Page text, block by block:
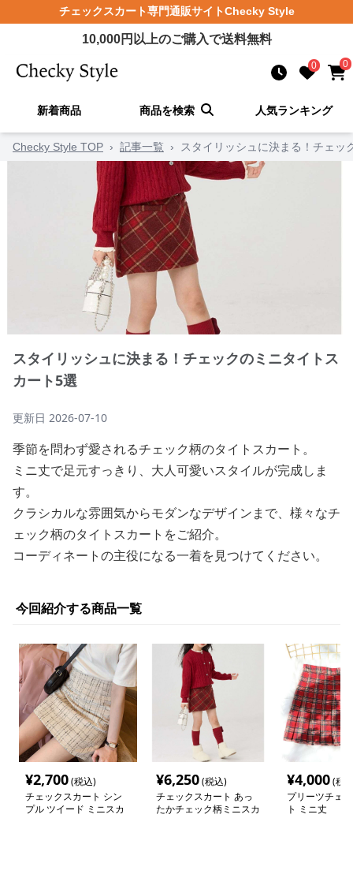
チェックスカート専門通販サイトChecky Style
10,000円以上のご購入で送料無料
0 0
新着商品 商品を検索 人気ランキング
Checky Style TOP › 記事一覧 › スタイリッシュに決まる！チェッ
スタイリッシュに決まる！チェックのミニタイトス
カート5選
更新日 2026-07-10
季節を問わず愛されるチェック柄のタイトスカート。
ミニ丈で足元すっきり、大人可愛いスタイルが完成しま
す。
クラシカルな雰囲気からモダンなデザインまで、様々なチ
ェック柄のタイトスカートをご紹介。
コーディネートの主役になる一着を見つけてください。
今回紹介する商品一覧
¥2,700(税込)
チェックスカート シン
プル ツイード ミニスカ
¥6,250(税込)
チェックスカート あっ
たかチェック柄ミニスカ
¥4,000(税
プリーツチェ
ト ミニ丈